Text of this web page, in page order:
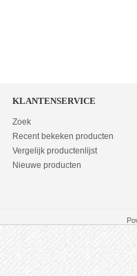
KLANTENSERVICE
Zoek
Recent bekeken producten
Vergelijk productenlijst
Nieuwe producten